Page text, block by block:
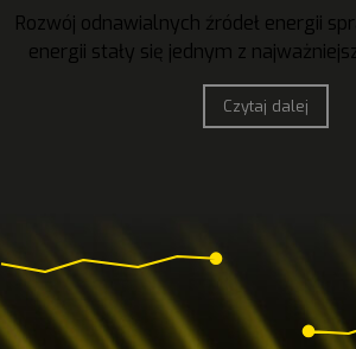
Rozwój odnawialnych źródeł energii
energii stały się jednym z
Czytaj dalej